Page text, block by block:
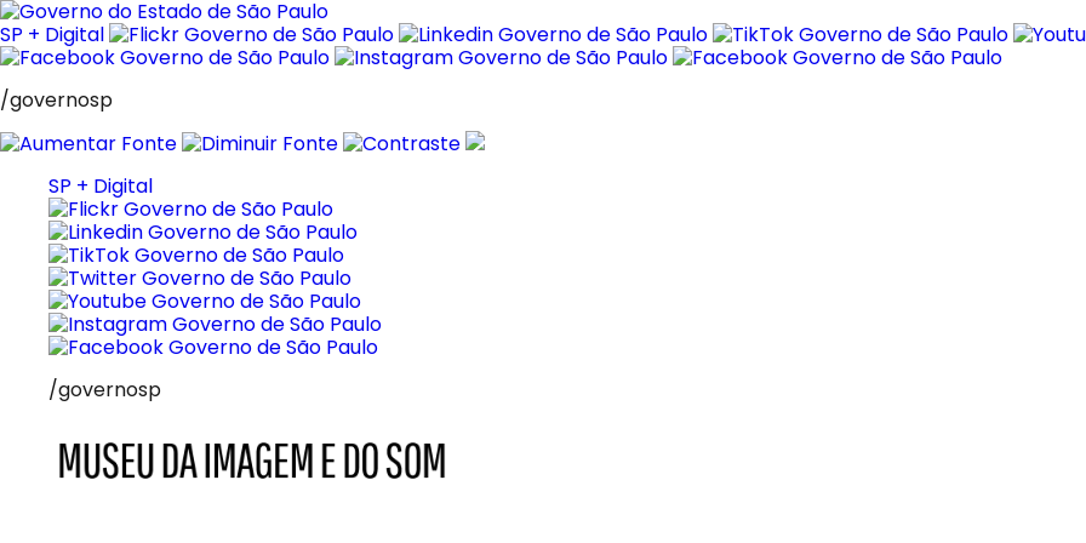
Pular
para
o
SP + Digital
/governosp
SP + Digital
/governosp